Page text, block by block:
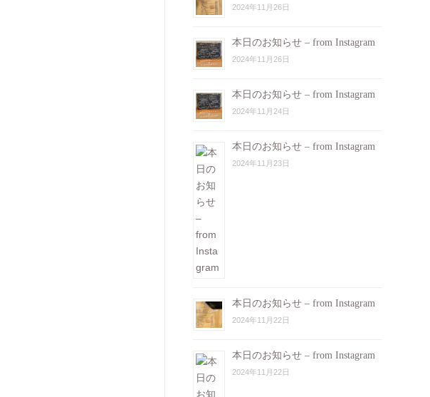
2024年11月26日
本日のお知らせ – from Instagram
2024年11月26日
本日のお知らせ – from Instagram
2024年11月24日
本日のお知らせ – from Instagram
2024年11月23日
本日のお知らせ – from Instagram
2024年11月22日
本日のお知らせ – from Instagram
2024年11月22日